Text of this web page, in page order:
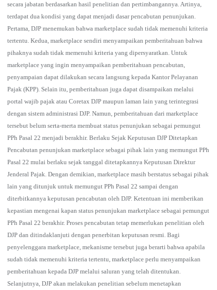
secara jabatan berdasarkan hasil penelitian dan pertimbangannya. Artinya,
terdapat dua kondisi yang dapat menjadi dasar pencabutan penunjukan.
Pertama, DJP menemukan bahwa marketplace sudah tidak memenuhi kriteria
tertentu. Kedua, marketplace sendiri menyampaikan pemberitahuan bahwa
pihaknya sudah tidak memenuhi kriteria yang dipersyaratkan. Untuk
marketplace yang ingin menyampaikan pemberitahuan pencabutan,
penyampaian dapat dilakukan secara langsung kepada Kantor Pelayanan
Pajak (KPP). Selain itu, pemberitahuan juga dapat disampaikan melalui
portal wajib pajak atau Coretax DJP maupun laman lain yang terintegrasi
dengan sistem administrasi DJP. Namun, pemberitahuan dari marketplace
tersebut belum serta-merta membuat status penunjukan sebagai pemungut
PPh Pasal 22 menjadi berakhir. Berlaku Sejak Keputusan DJP Ditetapkan
Pencabutan penunjukan marketplace sebagai pihak lain yang memungut PPh
Pasal 22 mulai berlaku sejak tanggal ditetapkannya Keputusan Direktur
Jenderal Pajak. Dengan demikian, marketplace masih berstatus sebagai pihak
lain yang ditunjuk untuk memungut PPh Pasal 22 sampai dengan
diterbitkannya keputusan pencabutan oleh DJP. Ketentuan ini memberikan
kepastian mengenai kapan status penunjukan marketplace sebagai pemungut
PPh Pasal 22 berakhir. Proses pencabutan tetap memerlukan penelitian oleh
DJP dan ditindaklanjuti dengan penerbitan keputusan resmi. Bagi
penyelenggara marketplace, mekanisme tersebut juga berarti bahwa apabila
sudah tidak memenuhi kriteria tertentu, marketplace perlu menyampaikan
pemberitahuan kepada DJP melalui saluran yang telah ditentukan.
Selanjutnya, DJP akan melakukan penelitian sebelum menetapkan